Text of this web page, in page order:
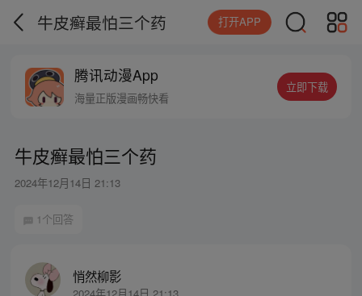
牛皮癣最怕三个药 打开APP
腾讯动漫App
海量正版漫画畅快看
立即下载
牛皮癣最怕三个药
2024年12月14日 21:13
1个回答
悄然柳影